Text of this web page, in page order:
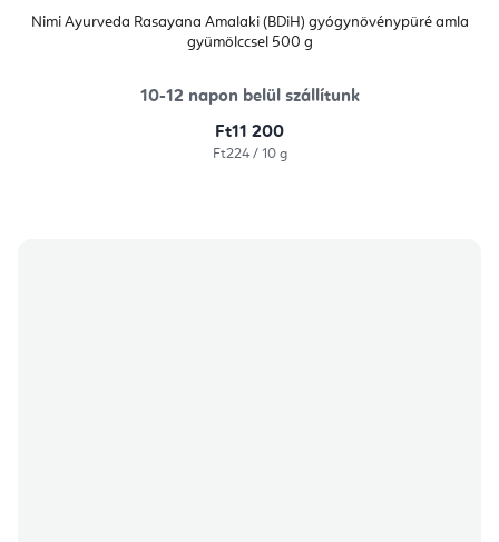
Nimi Ayurveda Rasayana Amalaki (BDiH) gyógynövénypüré amla
gyümölccsel 500 g
10-12 napon belül szállítunk
Ft11 200
Egységár:
Ft224 / 10 g